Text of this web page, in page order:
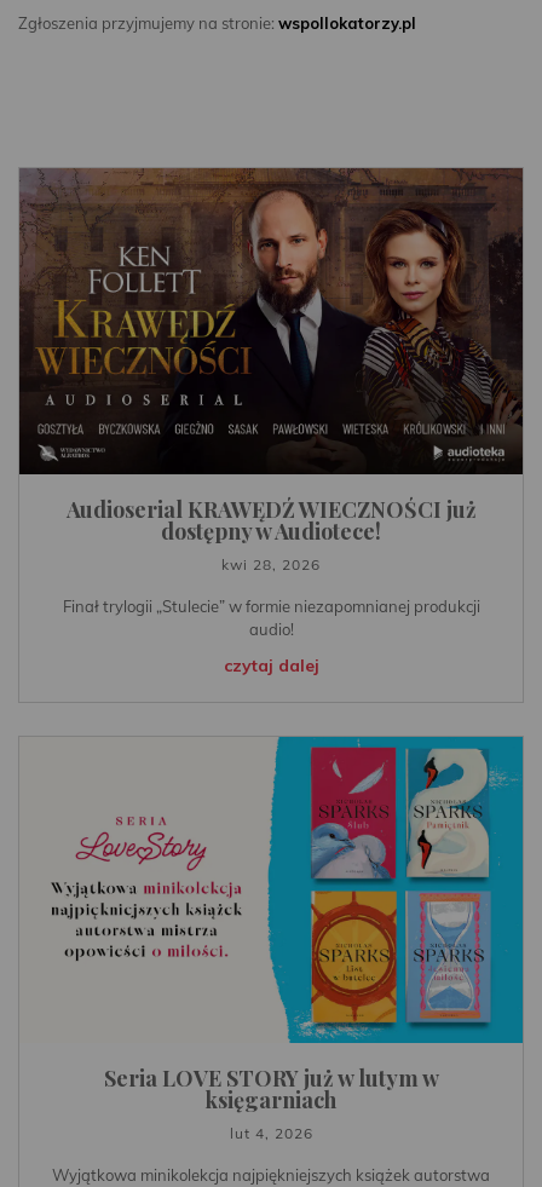
Zgłoszenia przyjmujemy na stronie: wspollokatorzy.pl
Audioserial KRAWĘDŹ WIECZNOŚCI już
dostępny w Audiotece!
kwi 28, 2026
Finał trylogii „Stulecie” w formie niezapomnianej produkcji
audio!
czytaj dalej
Seria LOVE STORY już w lutym w
księgarniach
lut 4, 2026
Wyjątkowa minikolekcja najpiękniejszych książek autorstwa